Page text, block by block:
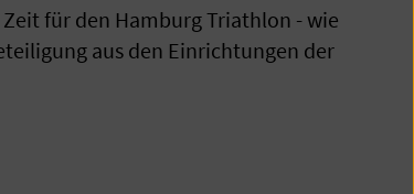
für den Hamburg Triathlon - wie
aus den Einrichtungen der